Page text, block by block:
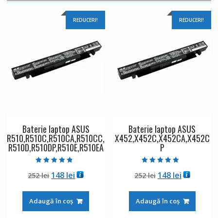
REDUCERI!
Baterie laptop ASUS
R510,R510C,R510CA,R510CC,
R510D,R510DP,R510E,R510EA
4.50
din 5
252lei Prețul
a
fost:
148 leiPrețul
este:
148 lei.
Adaugă în coș
REDUCERI!
Baterie laptop ASUS
X452,X452C,X452CA,X452C
P
5.00
din 5
252lei Prețul
a
fost:
148 leiPrețul
este:
148 lei.
Adaugă în coș